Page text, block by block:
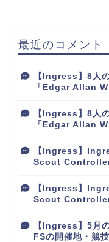
最近のコメント
【Ingress】8人
「Edgar Allan
【Ingress】8人
「Edgar Allan
【Ingress】
Scout Controller
【Ingress】
Scout Controller
【Ingress】5月
FSの開催地・競